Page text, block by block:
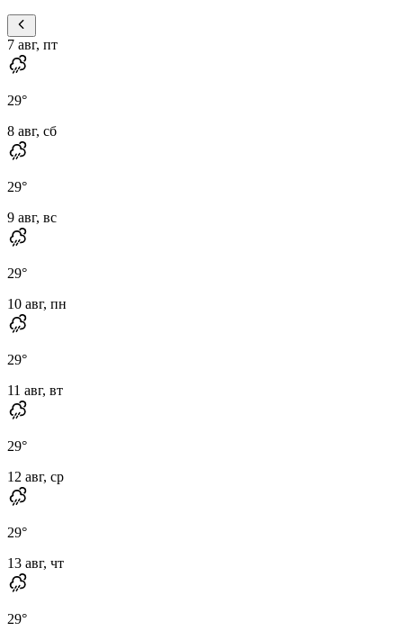
7 авг, пт
29°
8 авг, сб
29°
9 авг, вс
29°
10 авг, пн
29°
11 авг, вт
29°
12 авг, ср
29°
13 авг, чт
29°